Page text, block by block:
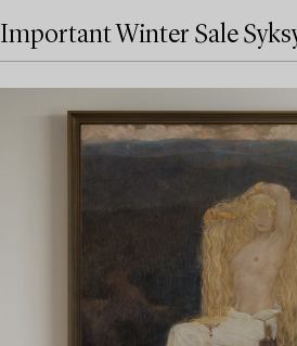
Important Winter Sale